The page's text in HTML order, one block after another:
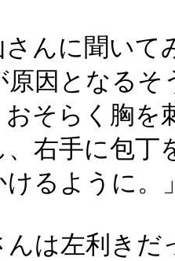
さんに聞い
原因となるそ
そらく胸を
、右手に包
るように。
んは左利き